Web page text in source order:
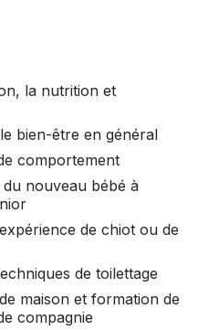
la nutrition et
bien-être en général
comportement
nouveau bébé à
de chiot ou de
de toilettage
maison et formation de
compagnie